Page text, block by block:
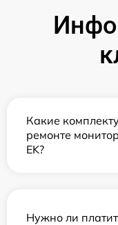
Какие
ремонте
EK?
Нужно ли